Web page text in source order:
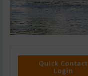
Quick Contact
Login